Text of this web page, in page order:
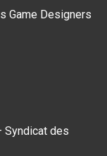
Game Designers
Syndicat des